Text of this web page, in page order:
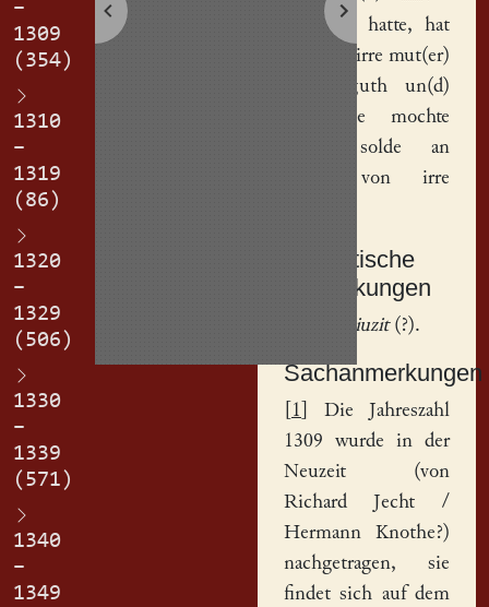
–
1309
(354)
1310
–
1319
(86)
1320
–
1329
(506)
1330
–
1339
(571)
1340
–
1349
Slurat
hatte, hat
gegeben irre mut(er)
all ir guth un(d)
swas sie mochte
od(er) solde an
treten von irre
Textkritische
Anmerkungen
Sliuzit(?).
Sachanmerkungen
1
] Die Jahreszahl
1309 wurde in der
Neuzeit (von
Richard Jecht /
Hermann Knothe?)
nachgetragen, sie
findet sich auf dem